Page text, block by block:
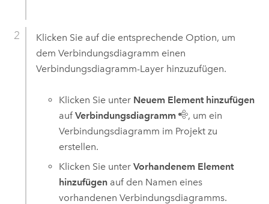
Klicken Sie auf die entsprechende Option, um
dem Verbindungsdiagramm einen
Verbindungsdiagramm-Layer hinzuzufügen.
Klicken Sie unter Neuem Element hinzufügen
aufVerbindungsdiagramm
, um ein
Verbindungsdiagramm im Projekt zu
erstellen.
Klicken Sie unterVorhandenem Element
hinzufügen auf den Namen eines
vorhandenen Verbindungsdiagramms.